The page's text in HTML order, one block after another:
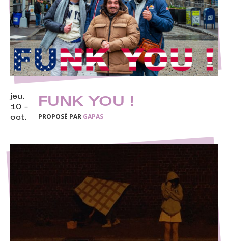
jeu.
10 -
oct.
FUNK YOU !
PROPOSÉ PAR GAPAS